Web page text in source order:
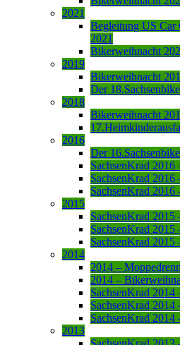
2021
Begleitung US Car
2021
Bikerweihnacht
2019
Bikerweihnacht
Der
2018
Bikerweihnacht
2016
Der
SachsenKrad 2016
SachsenKrad 2016
SachsenKrad 2016
2015
SachsenKrad 2015
SachsenKrad 2015
SachsenKrad 2015
2014
2014 –
2014 –
SachsenKrad 2014
SachsenKrad 2014
SachsenKrad 2014
2013